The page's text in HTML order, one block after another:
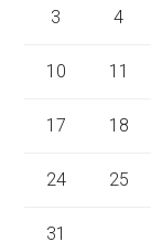
3 4
10 11
17 18
24 25
31